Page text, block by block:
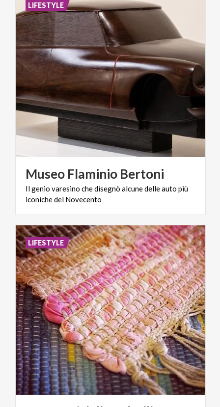
Museo Flaminio Bertoni
Ilgenio varesino chedisegnò alcunedelleauto più
iconichedel Novecento
LIFESTYLE
LIFESTYLE